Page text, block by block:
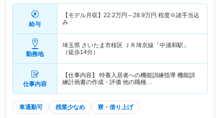
給与
【モデル月収】 22.2万円～28.9万円 程度※諸手当込
み
勤務地
埼玉県 さいたま市桜区 ＪＲ埼京線「中浦和駅」
（徒歩14分）
仕事内容
【仕事内容】 特養入居者への機能訓練指導 機能訓
練計画書の作成・評価 他の職種…
車通勤可 残業少なめ 寮・借り上げ